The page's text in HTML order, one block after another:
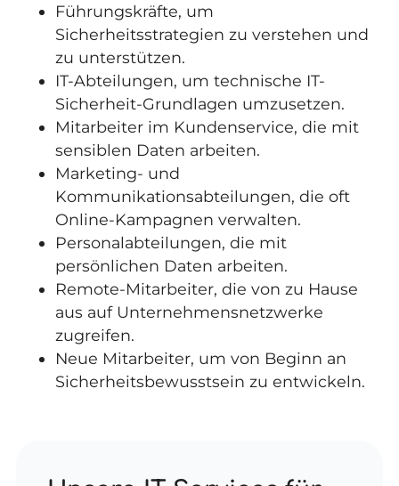
Führungskräfte, um
Sicherheitsstrategien zu verstehen und
zu unterstützen.
IT-Abteilungen, um technische IT-
Sicherheit-Grundlagen umzusetzen.
Mitarbeiter im Kundenservice, die mit
sensiblen Daten arbeiten.
Marketing- und
Kommunikationsabteilungen, die oft
Online-Kampagnen verwalten.
Personalabteilungen, die mit
persönlichen Daten arbeiten.
Remote-Mitarbeiter, die von zu Hause
aus auf Unternehmensnetzwerke
zugreifen.
Neue Mitarbeiter, um von Beginn an
Sicherheitsbewusstsein zu entwickeln.